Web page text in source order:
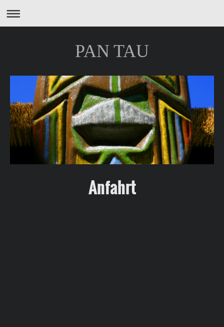
PAN TAU
Anfahrt